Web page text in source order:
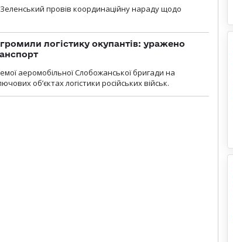
провів координаційну нараду щодо
логістику окупантів: уражено
аеромобільної Слобожанської бригади на
об’єктах логістики російських військ.